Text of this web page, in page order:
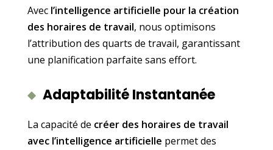
Avec l’intelligence artificielle pour la création
des horaires de travail, nous optimisons
l’attribution des quarts de travail, garantissant
une planification parfaite sans effort.
Adaptabilité Instantanée
La capacité de créer des horaires de travail
avec l’intelligence artificielle permet des